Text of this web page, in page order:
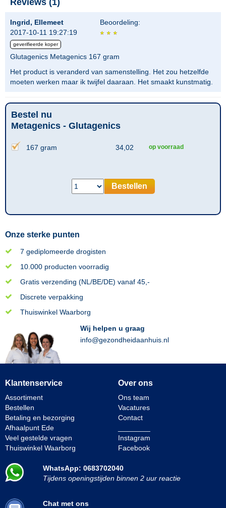
Reviews (1)
Ingrid, Ellemeet
2017-10-11 19:27:19
geverifieerde koper
Beoordeling:
Glutagenics Metagenics 167 gram
Het product is veranderd van samenstelling. Het zou hetzelfde
moeten werken maar ik twijfel daaraan. Het smaakt kunstmatig.
Bestel nu
Metagenics - Glutagenics
167 gram 34,02 op voorraad
Bestellen
Onze sterke punten
7 gediplomeerde drogisten
10.000 producten voorradig
Gratis verzending (NL/BE/DE) vanaf 45,-
Discrete verpakking
Thuiswinkel Waarborg
Wij helpen u graag
info@gezondheidaanhuis.nl
Klantenservice
Assortiment
Bestellen
Betaling en bezorging
Afhaalpunt Ede
Veel gestelde vragen
Thuiswinkel Waarborg
Over ons
Ons team
Vacatures
Contact
Instagram
Facebook
WhatsApp: 0683702040
Tijdens openingstijden binnen 2 uur reactie
Chat met ons